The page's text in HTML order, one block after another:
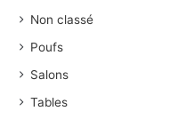
Non classé
Poufs
Salons
Tables